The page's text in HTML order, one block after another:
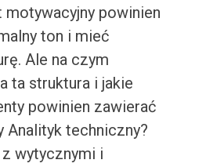
motywacyjny powinien
ton i mieć
Ale na czym
ta struktura i jakie
powinien zawierać
Analityk techniczny?
wytycznymi i